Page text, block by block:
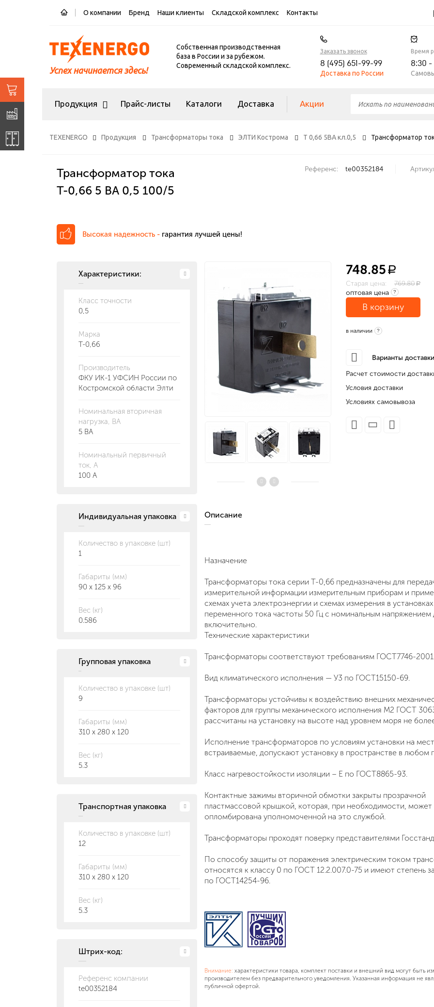
О компании Бренд Наши клиенты Складской комплекс Контакты
Успех начинается здесь!
Собственная производственная
база в России и за рубежом.
Современный складской комплекс.
Заказать звонок
8 (495) 651-99-99
Доставка по России
Время
8:30 -
Продукция Прайс-листы Каталоги Доставка Акции
TEXENERGO Продукция Трансформаторы тока ЭЛТИ Кострома Т 0,66 5ВА кл.0,5 Трансформатор
Трансформатор тока
Т-0,66 5 ВА 0,5 100/5
Референс: te00352184
Высокая надежность - гарантия лучшей цены!
Характеристики:
Класс точности
0,5
Марка
Т-0,66
Производитель
ФКУ ИК-1 УФСИН России по
Костромской области Элти
Номинальная вторичная
нагрузка, ВА
5 ВА
Номинальный первичный
ток, А
100 А
Индивидуальная упаковка
Количество в упаковке (шт)
1
Габариты (мм)
90 x 125 x 96
Вес (кг)
0.586
Групповая упаковка
Количество в упаковке (шт)
9
Габариты (мм)
310 x 280 x 120
Вес (кг)
5.3
Транспортная упаковка
Количество в упаковке (шт)
12
Габариты (мм)
310 x 280 x 120
Вес (кг)
5.3
Штрих-код:
Референс компании
te00352184
748.85 a
Старая цена: 769.80 a
оптовая цена ?
В корзину
в наличии ?
Варианты
Расчет стоимости
Условия доставки
Условиях самовывоза
Описание
Назначение
Трансформаторы тока серии Т-0,66 предназначены для
измерительной информации измерительным приборам и
схемах учета электроэнергии и схемах измерения в установках
переменного тока частоты 50 Гц с номинальным напряжением
включительно.
Технические характеристики
Трансформаторы соответствуют требованиям ГОСТ7746-
Вид климатического исполнения — У3 по ГОСТ15150-69.
Трансформаторы устойчивы к воздействию внешних
факторов для группы механического исполнения М2 ГОСТ
рассчитаны на установку на высоте над уровнем моря не
Исполнение трансформаторов по условиям установки на
встраиваемые, допускают установку в пространстве в любом
Класс нагревостойкости изоляции – Е по ГОСТ8865-93.
Контактные зажимы вторичной обмотки закрыты прозрачной
пластмассовой крышкой, которая, при необходимости, может
опломбирована уполномоченной на это службой.
Трансформаторы проходят поверку представителями
По способу защиты от поражения электрическим током
относятся к классу 0 по ГОСТ 12.2.007.0-75 и имеют степень
по ГОСТ14254-96.
Внимание: характеристики товара, комплект поставки и внешний вид могут быть
производителем без предварительного уведомления. Указанная информация не
публичной офертой.